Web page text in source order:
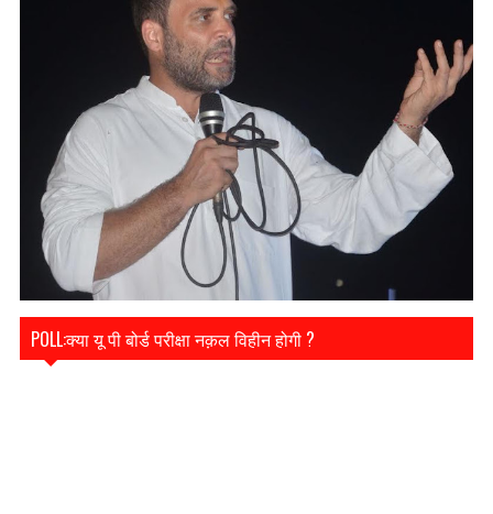
POLL:क्या यू पी बोर्ड परीक्षा नक़ल विहीन होगी ?